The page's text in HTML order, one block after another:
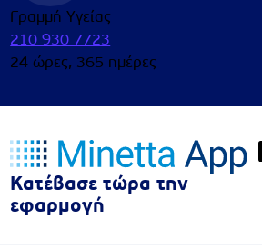
Γραμμή Υγείας
210 930 7723
24 ώρες, 365 ημέρες
Κατέβασε τώρα την
εφαρμογή